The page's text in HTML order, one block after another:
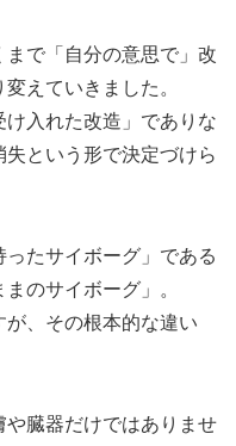
で「自分の意思で」改
えていきました。
入れた改造」でありな
という形で決定づけら
たサイボーグ」である
のサイボーグ」。
、その根本的な違い
臓器だけではありませ